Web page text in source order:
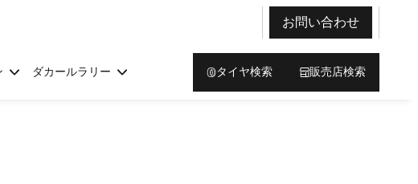
お問い合わせ
ダカールラリー タイヤ検索 販売店検索